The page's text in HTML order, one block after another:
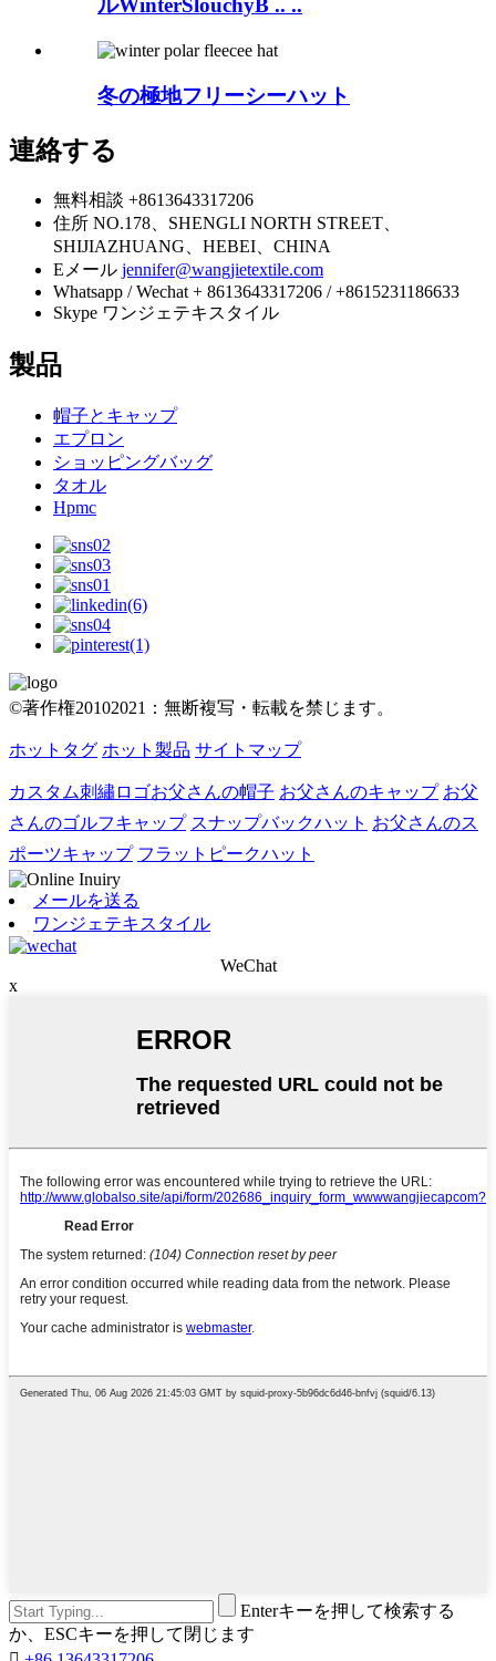
ルWinterSlouchyB .. ..
冬の極地フリーシーハット
連絡する
無料相談 +8613643317206
住所 NO.178、SHENGLI NORTH STREET、
SHIJIAZHUANG、HEBEI、CHINA
Eメール jennifer@wangjietextile.com
Whatsapp / Wechat + 8613643317206 / +8615231186633
Skype ワンジェテキスタイル
製品
帽子とキャップ
エプロン
ショッピングバッグ
タオル
Hpmc
©著作権20102021：無断複写・転載を禁じます。
ホットタグ ホット製品 サイトマップ
カスタム刺繡ロゴお父さんの帽子 お父さんのキャップ お父
さんのゴルフキャップ スナップバックハット お父さんのス
ポーツキャップ フラットピークハット
メールを送る
ワンジェテキスタイル
WeChat
x
Enterキーを押して検索する
か、ESCキーを押して閉じます